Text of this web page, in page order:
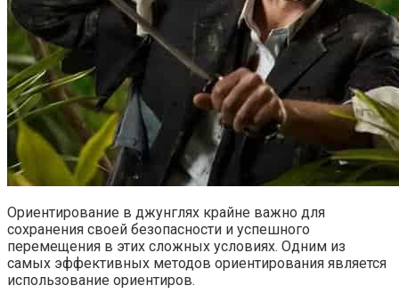
Ориентирование в джунглях крайне важно для
сохранения своей безопасности и успешного
перемещения в этих сложных условиях. Одним из
самых эффективных методов ориентирования является
использование ориентиров.